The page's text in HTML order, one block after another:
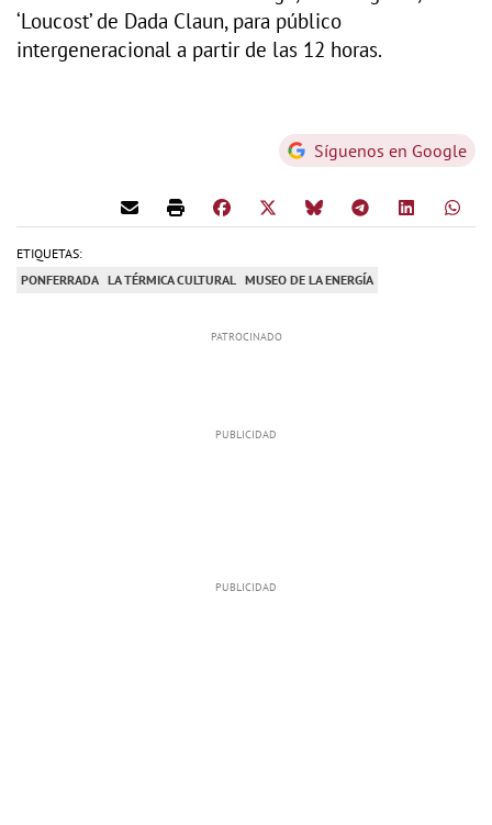
‘Loucost’ de Dada Claun, para público
intergeneracional a partir de las 12 horas.
Síguenos en Google
ETIQUETAS:
PONFERRADA LA TÉRMICA CULTURAL MUSEO DE LA ENERGÍA